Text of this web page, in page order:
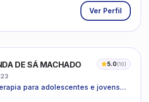
Ver Perfil
DE SÁ MACHADO 5.0(10)
para adolescentes e jovens